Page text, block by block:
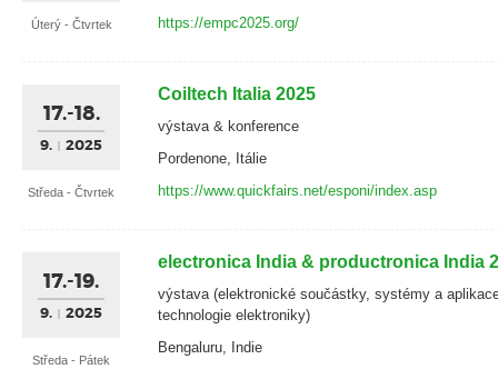
Úterý - Čtvrtek
https://empc2025.org/
17.-18.
9. 2025
Středa - Čtvrtek
Coiltech Italia 2025
výstava & konference
Pordenone, Itálie
https://www.quickfairs.net/esponi/index.asp
17.-19.
9. 2025
Středa - Pátek
electronica India & productronica India
výstava (elektronické součástky, systémy a
technologie elektroniky)
Bengaluru, Indie